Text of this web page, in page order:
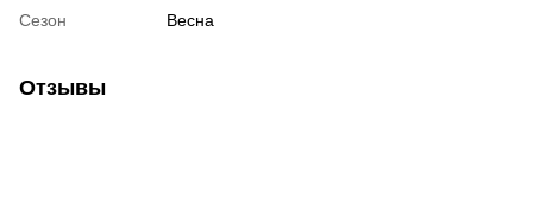
Сезон
Весна
Отзывы